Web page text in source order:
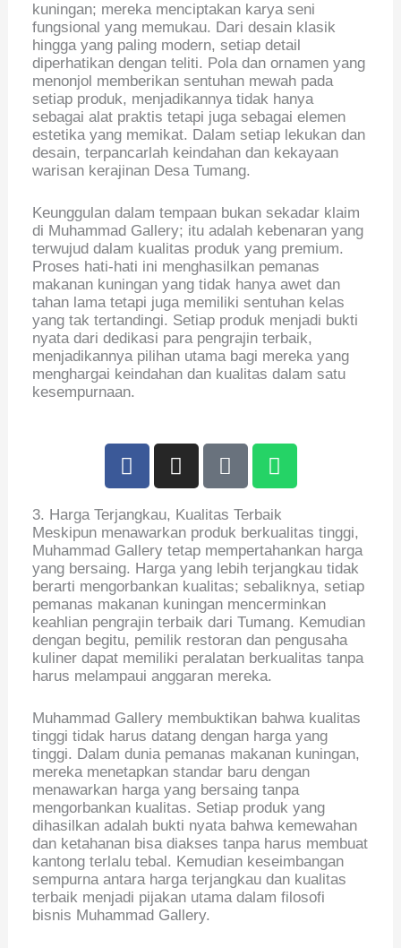
kuningan; mereka menciptakan karya seni
fungsional yang memukau. Dari desain klasik
hingga yang paling modern, setiap detail
diperhatikan dengan teliti. Pola dan ornamen yang
menonjol memberikan sentuhan mewah pada
setiap produk, menjadikannya tidak hanya
sebagai alat praktis tetapi juga sebagai elemen
estetika yang memikat. Dalam setiap lekukan dan
desain, terpancarlah keindahan dan kekayaan
warisan kerajinan Desa Tumang.
Keunggulan dalam tempaan bukan sekadar klaim
di Muhammad Gallery; itu adalah kebenaran yang
terwujud dalam kualitas produk yang premium.
Proses hati-hati ini menghasilkan pemanas
makanan kuningan yang tidak hanya awet dan
tahan lama tetapi juga memiliki sentuhan kelas
yang tak tertandingi. Setiap produk menjadi bukti
nyata dari dedikasi para pengrajin terbaik,
menjadikannya pilihan utama bagi mereka yang
menghargai keindahan dan kualitas dalam satu
kesempurnaan.
F
a
e
b
o
o
k
I
n
t
a
g
r
a
m
M
a
-
m
a
r
k
e
r
-
l
t
W
h
t
s
a
p
p
3. Harga Terjangkau, Kualitas Terbaik
Meskipun menawarkan produk berkualitas tinggi,
Muhammad Gallery tetap mempertahankan harga
yang bersaing. Harga yang lebih terjangkau tidak
berarti mengorbankan kualitas; sebaliknya, setiap
pemanas makanan kuningan mencerminkan
keahlian pengrajin terbaik dari Tumang. Kemudian
dengan begitu, pemilik restoran dan pengusaha
kuliner dapat memiliki peralatan berkualitas tanpa
harus melampaui anggaran mereka.
Muhammad Gallery membuktikan bahwa kualitas
tinggi tidak harus datang dengan harga yang
tinggi. Dalam dunia pemanas makanan kuningan,
mereka menetapkan standar baru dengan
menawarkan harga yang bersaing tanpa
mengorbankan kualitas. Setiap produk yang
dihasilkan adalah bukti nyata bahwa kemewahan
dan ketahanan bisa diakses tanpa harus membuat
kantong terlalu tebal. Kemudian keseimbangan
sempurna antara harga terjangkau dan kualitas
terbaik menjadi pijakan utama dalam filosofi
bisnis Muhammad Gallery.